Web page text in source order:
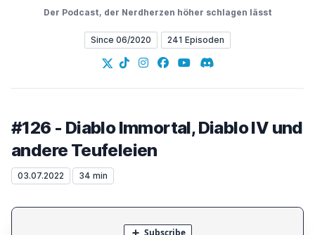
Der Podcast, der Nerdherzen höher schlagen lässt
Since 06/2020 241 Episoden
X TikTokInstagram
Facebook
YouTubeDiscord
#126 - Diablo Immortal, Diablo IV und
andere Teufeleien
03.07.2022 34 min